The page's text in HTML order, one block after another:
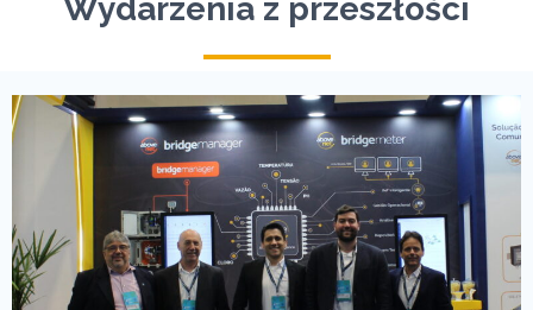
Wydarzenia z przeszłości